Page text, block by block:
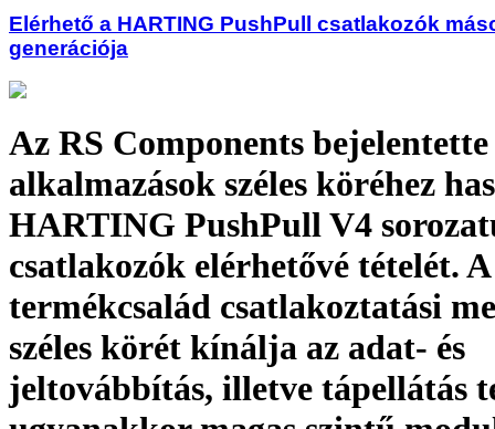
Elérhető a HARTING PushPull csatlakozók
generációja
Az RS Components
alkalmazások széles köréhez
HARTING PushPull V4
csatlakozók elérhetővé tételét.
termékcsalád csatlakoztatási
széles körét kínálja az adat- és
jeltovábbítás, illetve tápellátás